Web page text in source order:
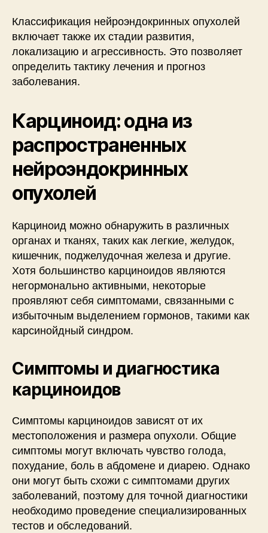
Классификация нейроэндокринных опухолей
включает также их стадии развития,
локализацию и агрессивность. Это позволяет
определить тактику лечения и прогноз
заболевания.
Карциноид: одна из
распространенных
нейроэндокринных
опухолей
Карциноид можно обнаружить в различных
органах и тканях, таких как легкие, желудок,
кишечник, поджелудочная железа и другие.
Хотя большинство карциноидов являются
негормонально активными, некоторые
проявляют себя симптомами, связанными с
избыточным выделением гормонов, такими как
карсинойдный синдром.
Симптомы и диагностика
карциноидов
Симптомы карциноидов зависят от их
местоположения и размера опухоли. Общие
симптомы могут включать чувство голода,
похудание, боль в абдомене и диарею. Однако
они могут быть схожи с симптомами других
заболеваний, поэтому для точной диагностики
необходимо проведение специализированных
тестов и обследований.